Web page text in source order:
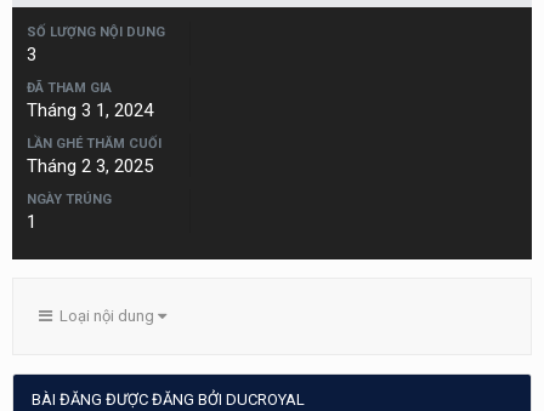
SỐ LƯỢNG NỘI DUNG
3
ĐÃ THAM GIA
Tháng 3 1, 2024
LẦN GHÉ THĂM CUỐI
Tháng 2 3, 2025
NGÀY TRÚNG
1
Loại nội dung
BÀI ĐĂNG ĐƯỢC ĐĂNG BỞI DUCROYAL